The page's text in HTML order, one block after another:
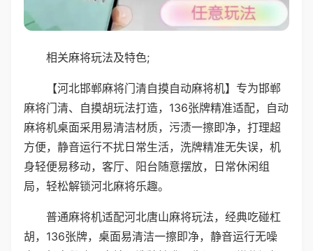
相关麻将玩法及特色;
【河北邯郸麻将门清自摸自动麻将机】专为邯郸
麻将门清、自摸胡玩法打造，136张牌精准适配，自动
麻将机桌面采用易清洁材质，污渍一擦即净，打理超
方便，静音运行不扰日常生活，洗牌精准无失误，机
身轻便易移动，客厅、阳台随意摆放，日常休闲组
局，轻松解锁河北麻将乐趣。
普通麻将机适配河北唐山麻将玩法，经典吃碰杠
胡，136张牌，桌面易清洁一擦即净，静音运行无噪